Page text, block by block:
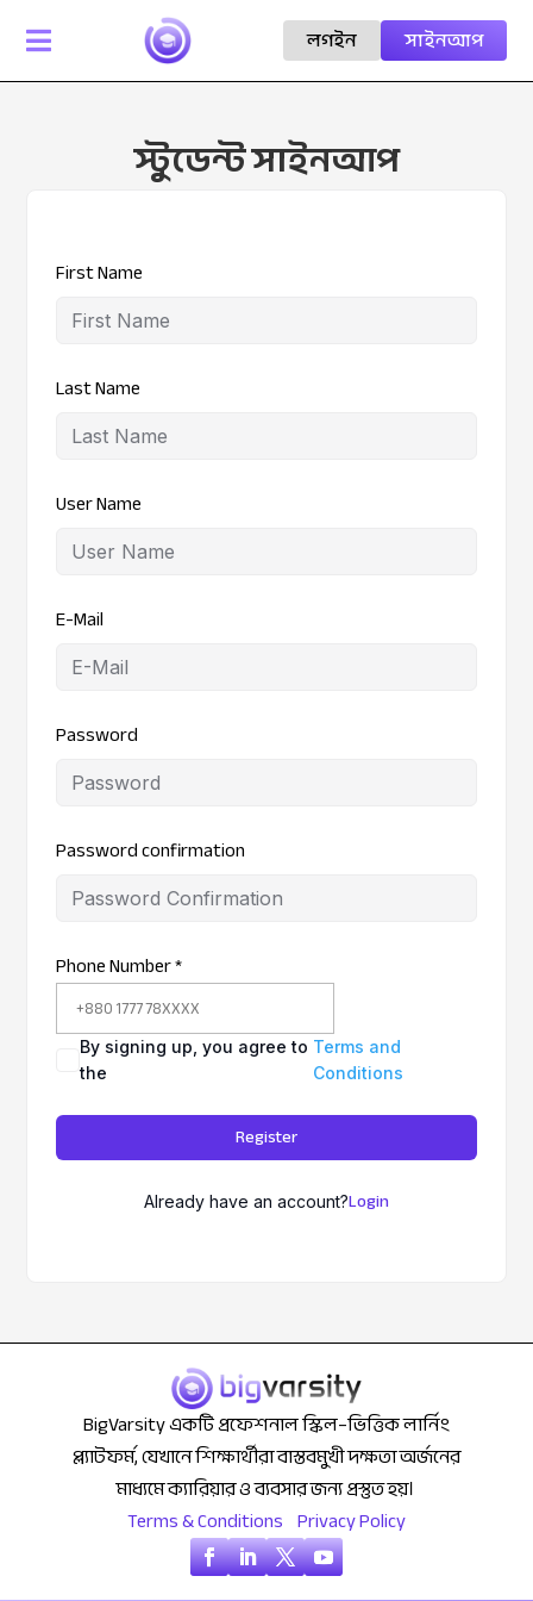
 সাইনআপ
লগইন
স্টুডেন্ট সাইনআপ
First Name
Last Name
User Name
E-Mail
Password
Password confirmation
Phone Number*
By signing up, you agree to
the
Terms and
Conditions
Register
Already have an account?Login
BigVarsity একটি প্রফেশনাল স্কিল–ভিত্তিক লার্নিং
প্ল্যাটফর্ম, যেখানে শিক্ষার্থীরা বাস্তবমুখী দক্ষতা অর্জনের
মাধ্যমে ক্যারিয়ার ও ব্যবসার জন্য প্রস্তুত হয়।
Terms & Conditions Privacy Policy